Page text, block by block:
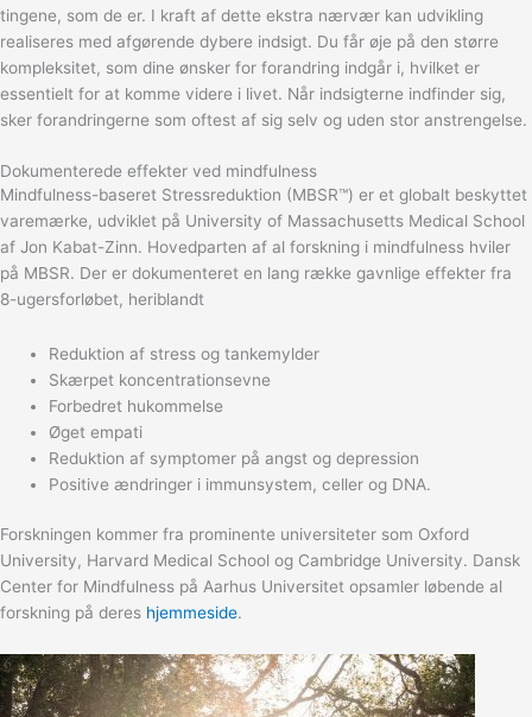
tingene, som de er. I kraft af dette ekstra nærvær kan udvikling
realiseres med afgørende dybere indsigt. Du får øje på den større
kompleksitet, som dine ønsker for forandring indgår i, hvilket er
essentielt for at komme videre i livet. Når indsigterne indfinder sig,
sker forandringerne som oftest af sig selv og uden stor anstrengelse.
Dokumenterede effekter ved mindfulness
Mindfulness-baseret Stressreduktion (MBSR™) er et globalt beskyttet
varemærke, udviklet på University of Massachusetts Medical School
af Jon Kabat-Zinn. Hovedparten af al forskning i mindfulness hviler
på MBSR. Der er dokumenteret en lang række gavnlige effekter fra
8-ugersforløbet, heriblandt
Reduktion af stress og tankemylder
Skærpet koncentrationsevne
Forbedret hukommelse
Øget empati
Reduktion af symptomer på angst og depression
Positive ændringer i immunsystem, celler og DNA.
Forskningen kommer fra prominente universiteter som Oxford
University, Harvard Medical School og Cambridge University. Dansk
Center for Mindfulness på Aarhus Universitet opsamler løbende al
forskning på deres hjemmeside.